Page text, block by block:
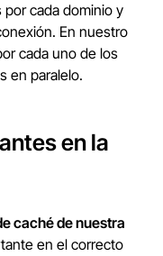
cada dominio y
En nuestro
cada uno de los
en paralelo.
en la
caché de nuestra
en el correcto